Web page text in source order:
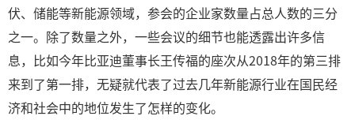
伏、储能等新能源领域，参会的企业家数量占总人数的三分
之一。除了数量之外，一些会议的细节也能透露出许多信
息，比如今年比亚迪董事长王传福的座次从2018年的第三排
来到了第一排，无疑就代表了过去几年新能源行业在国民经
济和社会中的地位发生了怎样的变化。